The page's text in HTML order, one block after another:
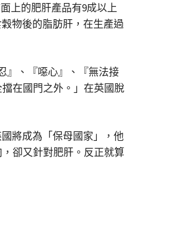
上的肥肝產品有9成以上
物後的脂肪肝，在生產過
』、『噁心』、『無法接
在國門之外。」在英國脫
將成為「保母國家」，他
卻又針對肥肝。反正就算